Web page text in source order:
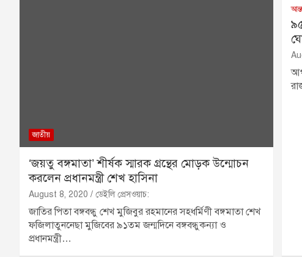
জাতীয়
‘জয়তু বঙ্গমাতা’ শীর্ষক স্মারক গ্রন্থের মোড়ক উন্মোচন
করলেন প্রধানমন্ত্রী শেখ হাসিনা
August 8, 2020 ডেইলি প্রেসওয়াচ:
জাতির পিতা বঙ্গবন্ধু শেখ মুজিবুর রহমানের সহধর্মিণী বঙ্গমাতা শেখ
ফজিলাতুননেছা মুজিবের ৯১তম জন্মদিনে বঙ্গবন্ধুকন্যা ও
প্রধানমন্ত্রী…